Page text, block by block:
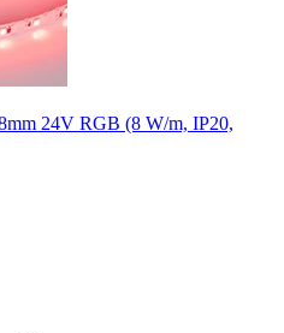
24V RGB (8 W/m, IP20,